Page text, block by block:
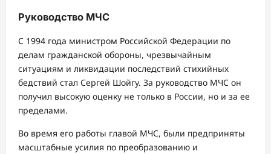
Руководство МЧС
С 1994 года министром Российской Федерации по
делам гражданской обороны, чрезвычайным
ситуациям и ликвидации последствий стихийных
бедствий стал Сергей Шойгу. За руководство МЧС он
получил высокую оценку не только в России, но и за ее
пределами.
Во время его работы главой МЧС, были предприняты
масштабные усилия по преобразованию и